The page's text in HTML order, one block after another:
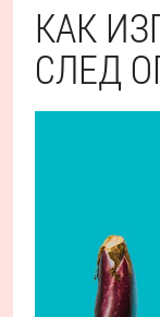
КАК
СЛЕД